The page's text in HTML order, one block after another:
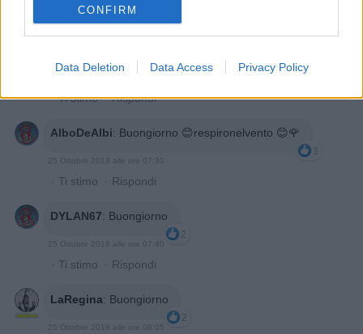
CONFIRM
Data Deletion Data Access Privacy Policy
Ti stimo·Rispondi
2
·Ti stimo·Rispondi
AlboDeAlbi: Buongiorno 😊respironelvento 😊🌹
3
25 Ottobre 2018 alle ore 07:33
· Ti stimo · Rispondi
DYLAN67: Buongiorno
2
25 Ottobre 2018 alle ore 07:40
· Ti stimo · Rispondi
LaRegina: Buongiorno
2